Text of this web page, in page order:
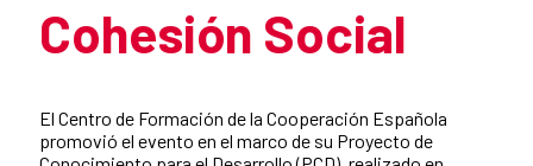
Cohesión Social
El Centro de Formación de la Cooperación Española
promovió el evento en el marco de su Proyecto de